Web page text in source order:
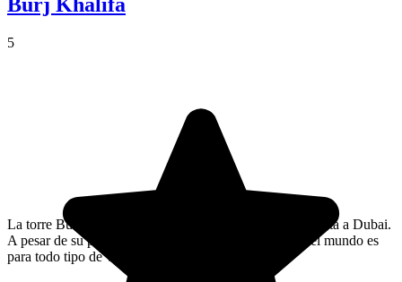
5
La torre Burj Khalifa es un imprescindible durante tu visita a Dubai.
A pesar de su parte turística, subir a la torre más alta del mundo es
para todo tipo de viajero.